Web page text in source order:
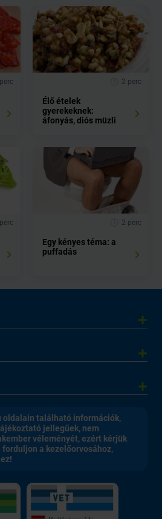
2 perc
Élő ételek
gyerekeknek:
áfonyás, diós müzli
2 perc
Egy kényes téma: a
puffadás
oldalain található információk,
jellegűek, nem
véleményét, ezért kérjük
a kezelőorvosához,